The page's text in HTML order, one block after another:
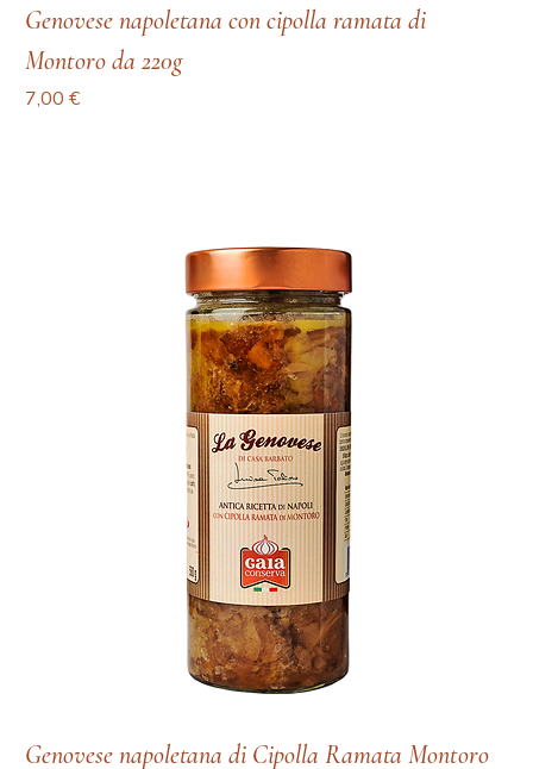
Genovese napoletana con cipolla ramata di
Montoro da 220g
Prezzo
7,00 €
Genovese napoletana di Cipolla Ramata Montoro